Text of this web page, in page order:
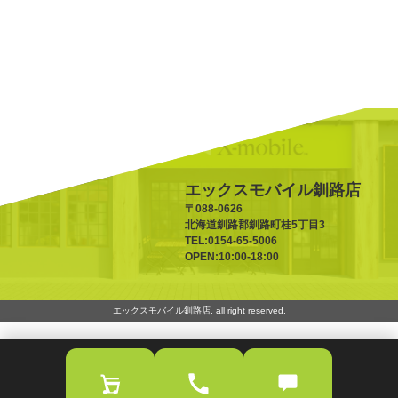
エックスモバイル釧路店. all right reserved.
エックスモバイル釧路店
〒088-0626
北海道釧路郡釧路町桂5丁目3
TEL:0154-65-5006
OPEN:10:00-18:00